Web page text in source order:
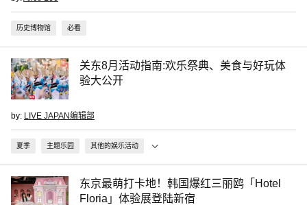
历史博物馆 必看
关东8月活动指南:欢乐祭典、美食与好玩体
验大公开
by: LIVE JAPAN编辑部
夏季 主题乐园 其他的娱乐活动
东京最萌打卡地！韩国爆红三丽鸥「Hotel
Floria」体验展登陆新宿